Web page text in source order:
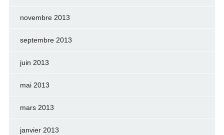
novembre 2013
septembre 2013
juin 2013
mai 2013
mars 2013
janvier 2013